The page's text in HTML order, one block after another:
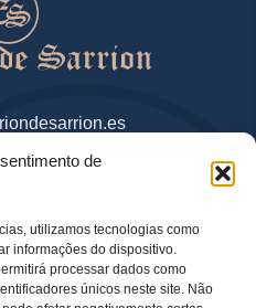
de
utilizamos tecnologias como
informações do dispositivo.
processar dados como
únicos neste site. Não
nos dias úteis
Pagamento